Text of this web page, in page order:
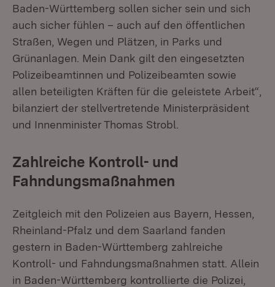
Baden-Württemberg sollen sicher sein und sich
auch sicher fühlen – auch auf den öffentlichen
Straßen, Wegen und Plätzen, in Parks und
Grünanlagen. Mein Dank gilt den eingesetzten
Polizeibeamtinnen und Polizeibeamten sowie
allen beteiligten Kräften für die geleistete Arbeit“,
bilanziert der stellvertretende Ministerpräsident
und Innenminister Thomas Strobl.
Zahlreiche Kontroll- und
Fahndungsmaßnahmen
Zeitgleich mit den Polizeien aus Bayern, Hessen,
Rheinland-Pfalz und dem Saarland fanden
gestern in Baden-Württemberg zahlreiche
Kontroll- und Fahndungsmaßnahmen statt. Allein
in Baden-Württemberg kontrollierte die Polizei,